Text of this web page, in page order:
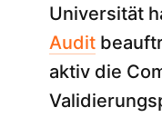
Universität
Audit
aktiv die